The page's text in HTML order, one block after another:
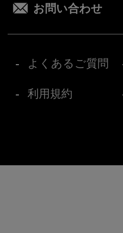
お問い合わせ
よくあるご質問
利用規約